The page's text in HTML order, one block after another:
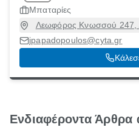
Μπαταρίες
Λεωφόρος Κνωσσού 247,
[Δήμος],
jpapadopoulos@cyta.gr
Ενδιαφέροντα